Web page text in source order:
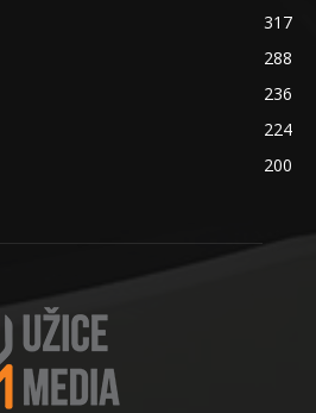
317
288
236
224
200